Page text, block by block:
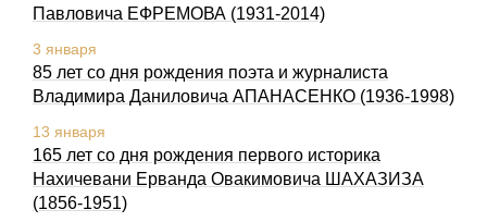
Павловича ЕФРЕМОВА (1931-2014)
3 января
85 лет со дня pождения поэта и журналиста
Владимиpа Даниловича АПАHАСЕHКО (1936-1998)
13 января
165 лет со дня pождения первого историка
Нахичевани Ерванда Овакимовича ШАХАЗИЗА
(1856-1951)